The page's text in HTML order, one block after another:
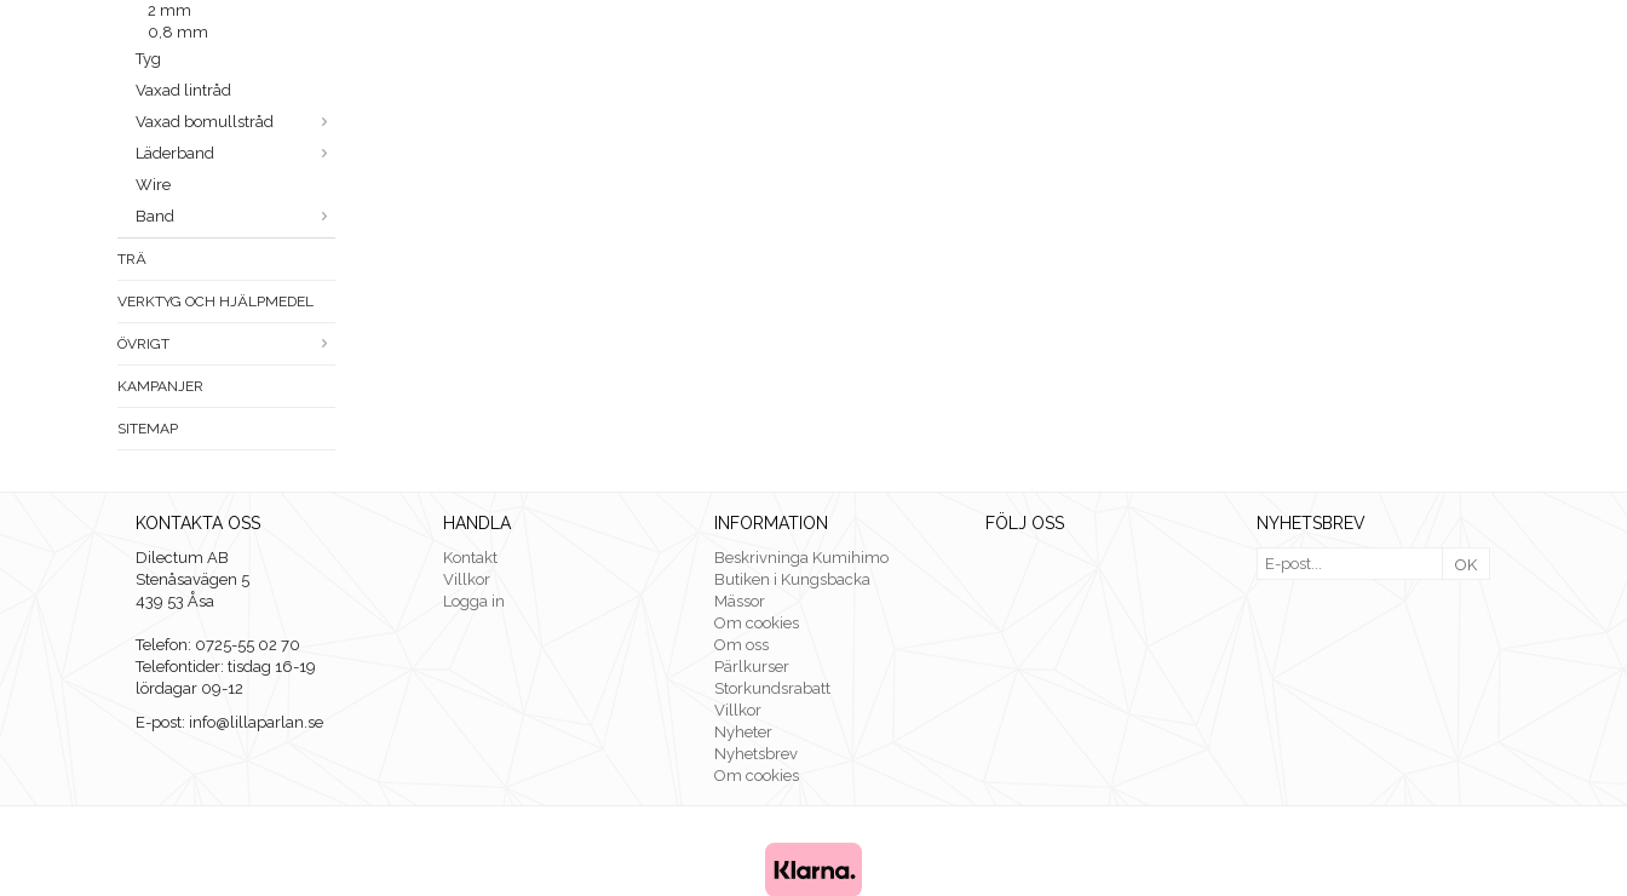
2 mm
0,8 mm
Tyg
Vaxad lintråd
Vaxad bomullstråd
Läderband
Wire
Band
TRÄ
VERKTYG OCH HJÄLPMEDEL
ÖVRIGT
KAMPANJER
SITEMAP
KONTAKTA OSS
Dilectum AB
Stenåsavägen 5
439 53 Åsa
Telefon: 0725-55 02 70
Telefontider: tisdag 16-19
lördagar 09-12
E-post: info@lillaparlan.se
HANDLA
Kontakt
Villkor
Logga in
INFORMATION
Beskrivninga Kumihimo
Butiken i Kungsbacka
Mässor
Om cookies
Om oss
Pärlkurser
Storkundsrabatt
Villkor
Nyheter
Nyhetsbrev
Om cookies
FÖLJ OSS NYHETSBREV
OK